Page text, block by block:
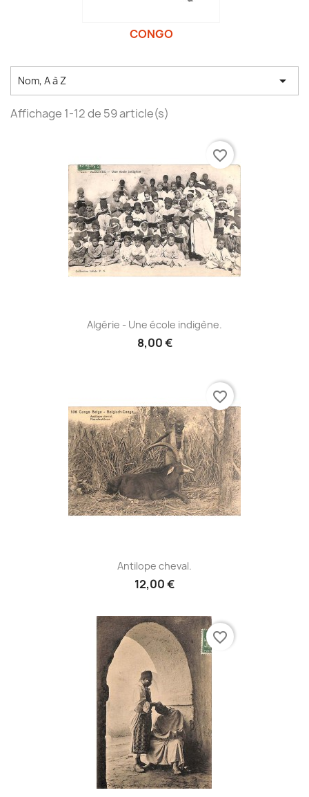
CONGO
Nom, A à Z 
Affichage 1-12 de 59 article(s)
Algérie - Une école indigène.
8,00 €
favorite_border
Antilope cheval.
12,00 €
favorite_border
favorite_border